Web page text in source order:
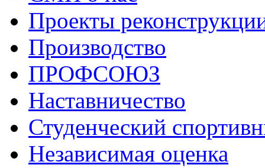
Проекты
Производство
ПРОФСОЮЗ
Наставничество
Студенческий
Независимая оценка